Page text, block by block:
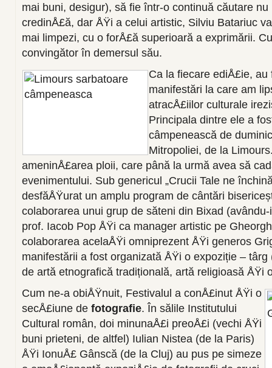
mai buni, desigur), să fie într-o continuă căutare
credinÅ£ă, dar ÅŸi a celui artistic, Silviu Batariuc
mai limpezi, cu o forÅ£ă superioară a exprimării.
convingător în demersul său.
Ca la fiecare ediÅ£ie,
manifestări la care am
atracÅ£iilor culturale
Principala dintre ele a
câmpenească de
Mitropoliei, de la
ameninÅ£area ploii, care până la urmă avea să
evenimentului. Sub genericul „Crucii Tale ne
desfăÅŸurat un amplu program de cântări
colaborarea unui grup de săteni din Bixad
prof. Iacob Pop ÅŸi ca manager artistic pe
colaborarea acelaÅŸi omniprezent ÅŸi generos
manifestării a fost organizată ÅŸi o expoziție –
de artă etnografică tradițională, artă religioasă ÅŸi
Cum ne-a obiÅŸnuit, Festivalul a conÅ£inut ÅŸi o
secÅ£iune de fotografie. În sălile Institutului
Cultural român, doi minunaÅ£i preoÅ£i (vechi ÅŸi
buni prieteni, de altfel) Iulian Nistea (de la Paris)
ÅŸi IonuÅ£ Gânscă (de la Cluj) au pus pe simeze